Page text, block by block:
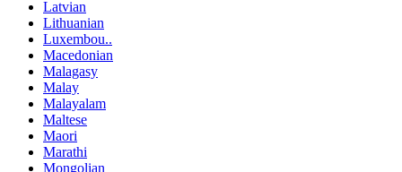
Latvian
Lithuanian
Luxembou..
Macedonian
Malagasy
Malay
Malayalam
Maltese
Maori
Marathi
Mongolian